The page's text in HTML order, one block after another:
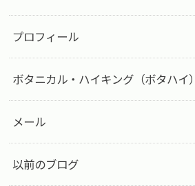
プロフィール
ボタニカル・ハイキング（ボタハイ）
メール
以前のブログ